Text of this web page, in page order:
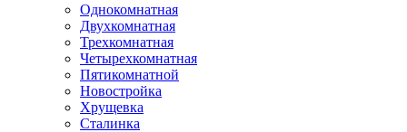
Однокомнатная
Двухкомнатная
Трехкомнатная
Четырехкомнатная
Пятикомнатной
Новостройка
Хрущевка
Сталинка